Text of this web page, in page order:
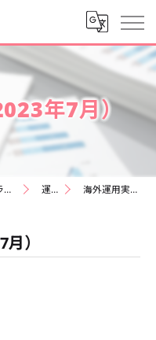
年7月）
神奈川県川崎のファイナンシャルプランナーなら株式会社ベリーライフコンサルタント 運用実績 海外運用実績（2023年7月）
）